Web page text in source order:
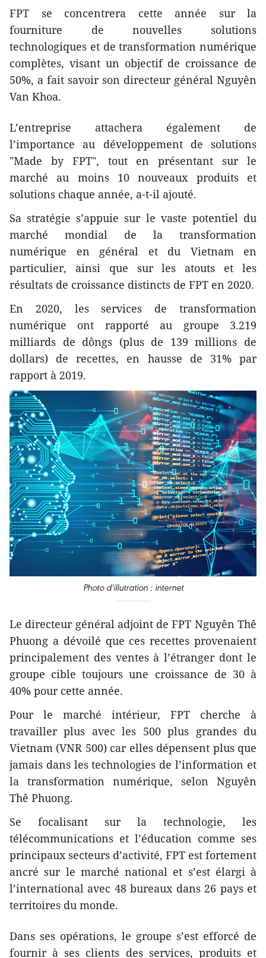
FPT se concentrera cette année sur la
fourniture de nouvelles solutions
technologiques et de transformation numérique
complètes, visant un objectif de croissance de
50%, a fait savoir son directeur général Nguyên
Van Khoa.
L’entreprise attachera également de
l’importance au développement de solutions
"Made by FPT", tout en présentant sur le
marché au moins 10 nouveaux produits et
solutions chaque année, a-t-il ajouté.
Sa stratégie s’appuie sur le vaste potentiel du
marché mondial de la transformation
numérique en général et du Vietnam en
particulier, ainsi que sur les atouts et les
résultats de croissance distincts de FPT en 2020.
En 2020, les services de transformation
numérique ont rapporté au groupe 3.219
milliards de dôngs (plus de 139 millions de
dollars) de recettes, en hausse de 31% par
rapport à 2019.
Photo d'illutration : internet
Le directeur général adjoint de FPT Nguyên Thê
Phuong a dévoilé que ces recettes provenaient
principalement des ventes à l’étranger dont le
groupe cible toujours une croissance de 30 à
40% pour cette année.
Pour le marché intérieur, FPT cherche à
travailler plus avec les 500 plus grandes du
Vietnam (VNR 500) car elles dépensent plus que
jamais dans les technologies de l’information et
la transformation numérique, selon Nguyên
Thê Phuong.
Se focalisant sur la technologie, les
télécommunications et l’éducation comme ses
principaux secteurs d’activité, FPT est fortement
ancré sur le marché national et s’est élargi à
l’international avec 48 bureaux dans 26 pays et
territoires du monde.
Dans ses opérations, le groupe s’est efforcé de
fournir à ses clients des services, produits et